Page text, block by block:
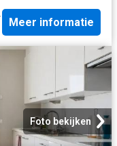
Meer informatie
Foto bekijken